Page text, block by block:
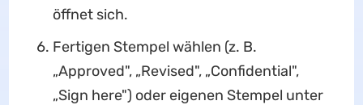
öffnet sich.
Fertigen Stempel wählen (z. B.
„Approved", „Revised", „Confidential",
„Sign here") oder eigenen Stempel unter